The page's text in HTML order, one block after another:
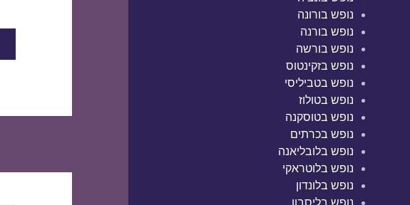
נופש בורונה
נופש בורנה
נופש בורשה
נופש בזקינטוס
נופש בטביליסי
נופש בטולוז
נופש בטוסקנה
נופש בכרתים
נופש בלובליאנה
נופש בלוטראקי
נופש בלונדון